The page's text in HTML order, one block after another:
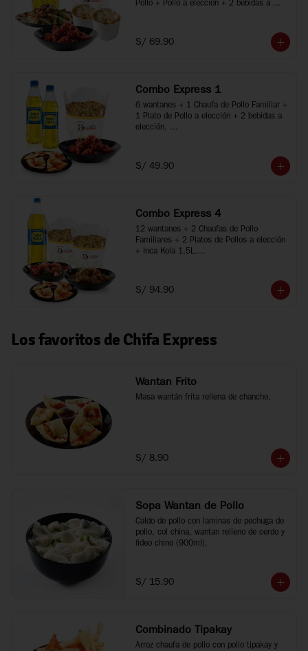
Pollo + Pollo a elección + 2 bebidas a
personas
*Imágenes referenciales
S/ 69.90
Combo Express 1
6 wantanes + 1 Chaufa de Pollo Familiar +
1 Plato de Pollo a elección + 2 bebidas a
elección.
S/ 49.90
Combo Express 4
12 wantanes + 2 Chaufas de Pollo
Familiares + 2 Platos de Pollos a elección
+ Inca Kola 1.5L.
*Imágenes referenciales
S/ 94.90
Los favoritos de Chifa Express
Wantan Frito
Masa wantán frita rellena de chancho.
S/ 8.90
Sopa Wantan de Pollo
Caldo de pollo con laminas de pechuga de
pollo, col china, wantan relleno de cerdo y
fideo chino (900ml).
S/ 15.90
Combinado Tipakay
Arroz chaufa de pollo con pollo tipakay y